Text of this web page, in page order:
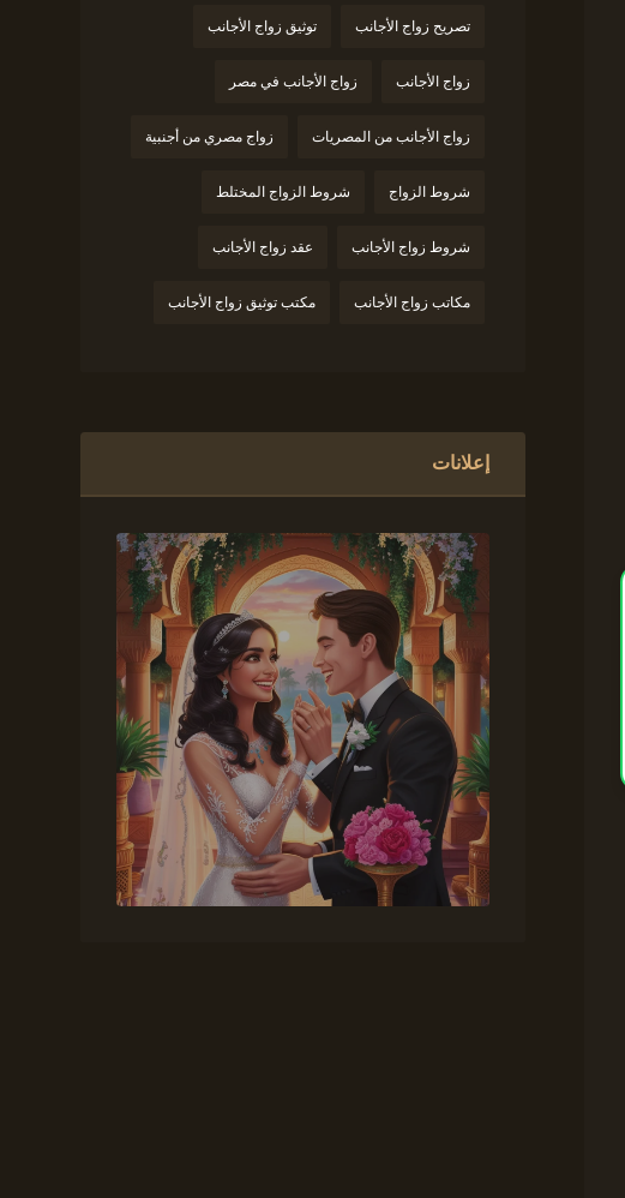
تصريح زواج الأجانب توثيق زواج الأجانب
زواج الأجانب زواج الأجانب في مصر
زواج الأجانب من المصريات زواج مصري من أجنبية
شروط الزواج شروط الزواج المختلط
شروط زواج الأجانب عقد زواج الأجانب
مكاتب زواج الأجانب مكتب توثيق زواج الأجانب
إعلانات